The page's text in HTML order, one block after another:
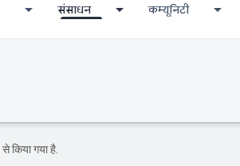
संसाधन कम्यूनिटी
से किया गया है.